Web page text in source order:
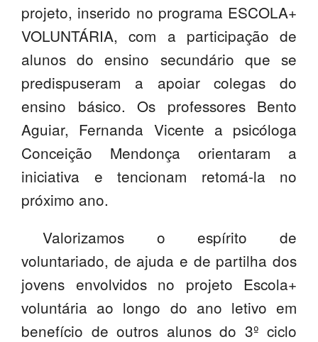
@esaq.erasmus
@oficina.do.largo
@clube_robotica.esaq
ESCOLA
PROFESSORES
projeto, inserido no programa ESCOLA+
VOLUNTÁRIA, com a participação de
alunos do ensino secundário que se
predispuseram a apoiar colegas do
ensino básico. Os professores Bento
Aguiar, Fernanda Vicente a psicóloga
Conceição Mendonça orientaram a
iniciativa e tencionam retomá-la no
próximo ano.
Valorizamos o espírito de
voluntariado, de ajuda e de partilha dos
jovens envolvidos no projeto Escola+
voluntária ao longo do ano letivo em
benefício de outros alunos do 3º ciclo